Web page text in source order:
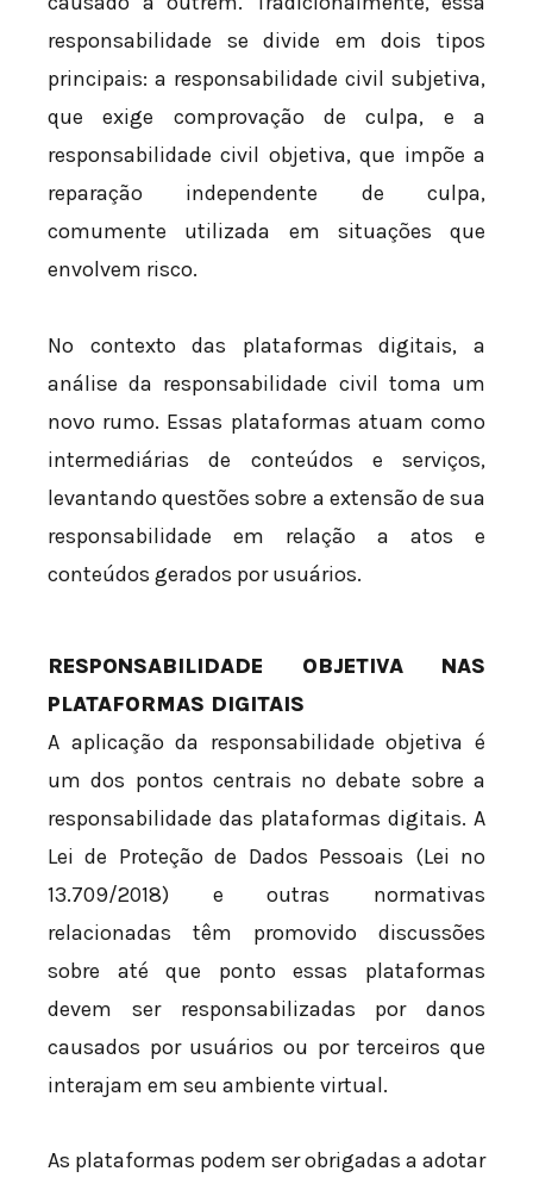
responsabilidade se divide em dois tipos
principais: a responsabilidade civil subjetiva,
que exige comprovação de culpa, e a
responsabilidade civil objetiva, que impõe a
reparação independente de culpa,
comumente utilizada em situações que
envolvem risco.
No contexto das plataformas digitais, a
análise da responsabilidade civil toma um
novo rumo. Essas plataformas atuam como
intermediárias de conteúdos e serviços,
levantando questões sobre a extensão de sua
responsabilidade em relação a atos e
conteúdos gerados por usuários.
RESPONSABILIDADE OBJETIVA NAS
PLATAFORMAS DIGITAIS
A aplicação da responsabilidade objetiva é
um dos pontos centrais no debate sobre a
responsabilidade das plataformas digitais. A
Lei de Proteção de Dados Pessoais (Lei nº
13.709/2018) e outras normativas
relacionadas têm promovido discussões
sobre até que ponto essas plataformas
devem ser responsabilizadas por danos
causados por usuários ou por terceiros que
interajam em seu ambiente virtual.
As plataformas podem ser obrigadas a adotar